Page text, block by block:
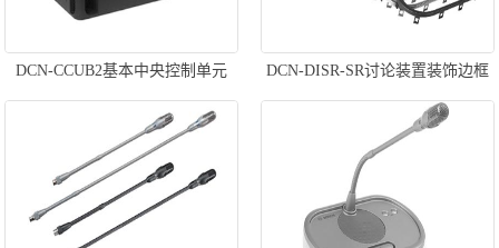
DCN-CCUB2基本中央控制单元 DCN-DISR-SR讨论装置装饰边框